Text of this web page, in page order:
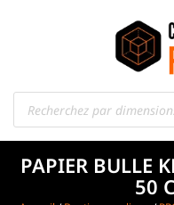
PAPIER BULLE
50